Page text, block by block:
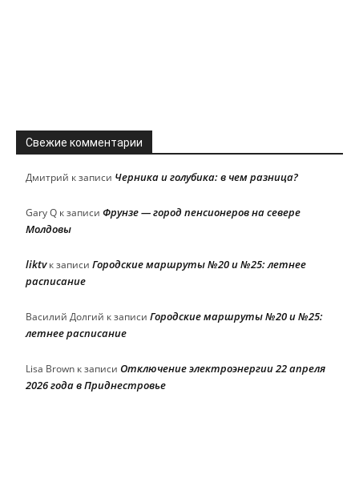
Свежие комментарии
Дмитрий к записи Черника и голубика: в чем разница?
Gary Q к записи Фрунзе — город пенсионеров на севере
Молдовы
liktvк записи Городские маршруты №20 и №25: летнее
расписание
Василий Долгий к записи Городские маршруты №20 и №25:
летнее расписание
Lisa Brown к записи Отключение электроэнергии 22 апреля
2026 года в Приднестровье